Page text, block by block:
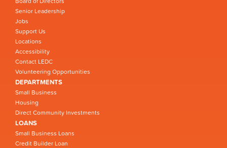
Senior Leadership
Jobs
Support Us
Locations
Accessibility
Contact LEDC
Volunteering Opportunities
DEPARTMENTS
Small Business
Housing
Direct Community Investments
LOANS
Small Business Loans
Credit Builder Loan